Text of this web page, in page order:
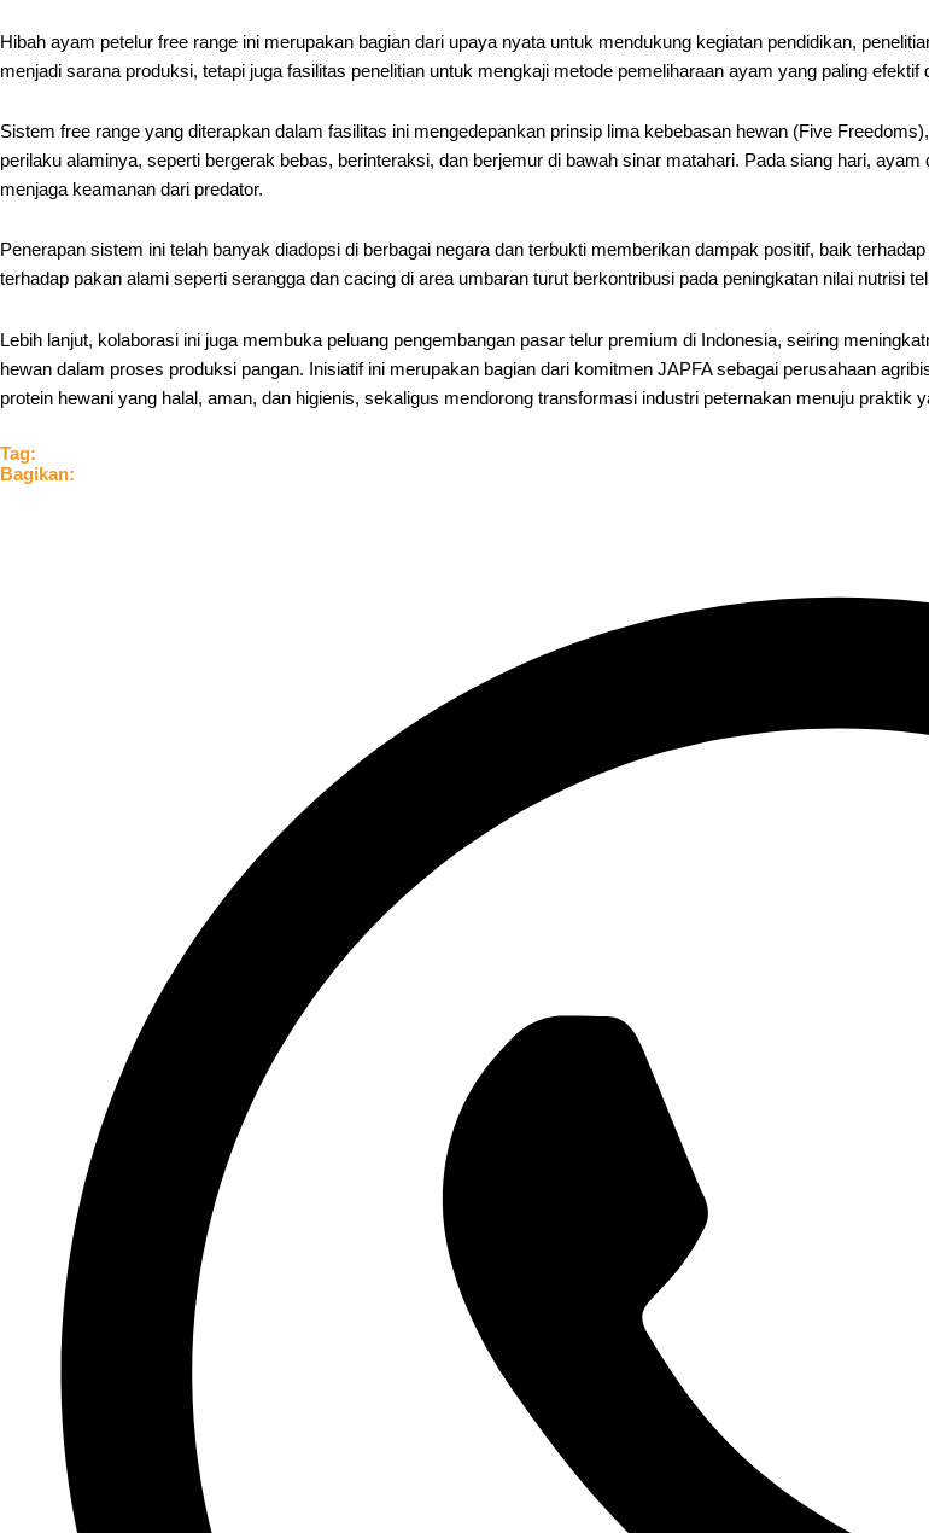
Hibah ayam petelur free range ini merupakan bagian dari upaya nyata untuk mendukung kegiatan pendidikan,
menjadi sarana produksi, tetapi juga fasilitas penelitian untuk mengkaji metode pemeliharaan ayam yang paling efektif
Sistem free range yang diterapkan dalam fasilitas ini mengedepankan prinsip lima kebebasan hewan (Five
perilaku alaminya, seperti bergerak bebas, berinteraksi, dan berjemur di bawah sinar matahari. Pada siang hari,
menjaga keamanan dari predator.
Penerapan sistem ini telah banyak diadopsi di berbagai negara dan terbukti memberikan dampak positif, baik
terhadap pakan alami seperti serangga dan cacing di area umbaran turut berkontribusi pada peningkatan nilai nutrisi
Lebih lanjut, kolaborasi ini juga membuka peluang pengembangan pasar telur premium di Indonesia, seiring
hewan dalam proses produksi pangan. Inisiatif ini merupakan bagian dari komitmen JAPFA sebagai perusahaan
protein hewani yang halal, aman, dan higienis, sekaligus mendorong transformasi industri peternakan menuju praktik
Tag:
Bagikan: